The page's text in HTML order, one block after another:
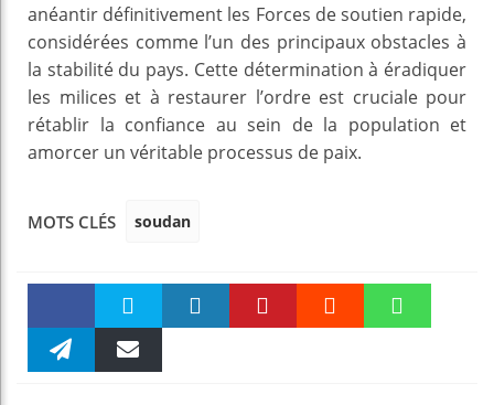
anéantir définitivement les Forces de soutien rapide,
considérées comme l’un des principaux obstacles à
la stabilité du pays. Cette détermination à éradiquer
les milices et à restaurer l’ordre est cruciale pour
rétablir la confiance au sein de la population et
amorcer un véritable processus de paix.
MOTS CLÉS soudan
Faceboo Twitter